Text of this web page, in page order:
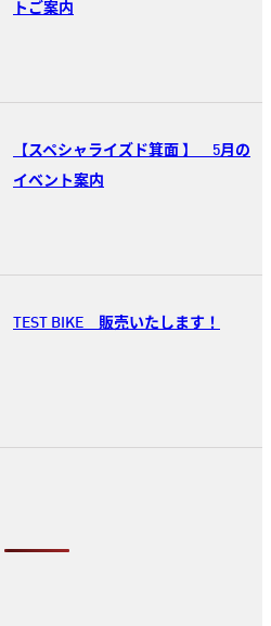
トご案内
【スペシャライズド箕面 】 5月の
イベント案内
TEST BIKE 販売いたします！